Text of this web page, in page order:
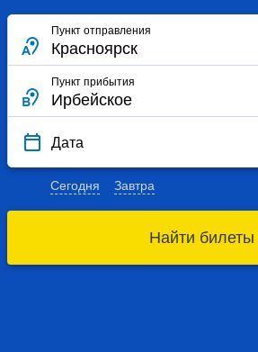
Пункт отправления
Пункт прибытия
Дата
Сегодня Завтра
Найти билеты